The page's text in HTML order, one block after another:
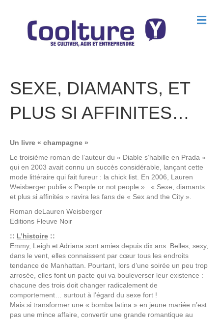
M
e
SEXE, DIAMANTS, ET
PLUS SI AFFINITES…
Un livre « champagne »
Le troisième roman de l’auteur du « Diable s’habille en Prada »
qui en 2003 avait connu un succès considérable, lançant cette
mode littéraire qui fait fureur : la chick list. En 2006, Lauren
Weisberger publie « People or not people » . « Sexe, diamants
et plus si affinités » ravira les fans de « Sex and the City ».
Roman deLauren Weisberger
Editions Fleuve Noir
:: L’histoire ::
Emmy, Leigh et Adriana sont amies depuis dix ans. Belles, sexy,
dans le vent, elles connaissent par cœur tous les endroits
tendance de Manhattan. Pourtant, lors d’une soirée un peu trop
arrosée, elles font un pacte qui va bouleverser leur existence :
chacune des trois doit changer radicalement de
comportement… surtout à l’égard du sexe fort !
Mais si transformer une « bomba latina » en jeune mariée n’est
pas une mince affaire, convertir une grande romantique au